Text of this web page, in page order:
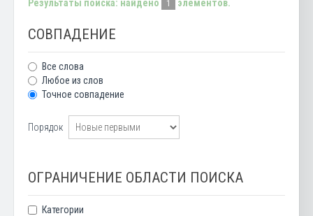
Результаты поиска: найдено 1 элементов.
СОВПАДЕНИЕ
Все слова
Любое из слов
Точное совпадение
Порядок
ОГРАНИЧЕНИЕ ОБЛАСТИ ПОИСКА
Категории